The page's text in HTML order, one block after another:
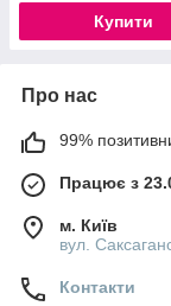
Купити
Про нас
99%
Працює з
м. Київ
вул.
Контакти